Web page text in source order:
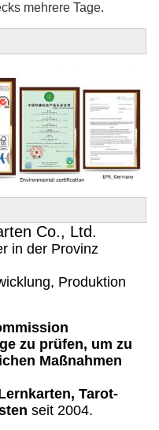
mehrere Tage.
Co., Ltd.
in der Provinz
Produktion
zu prüfen, um zu
Maßnahmen
Tarot-
seit 2004.